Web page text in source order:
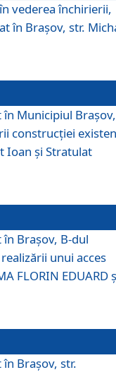
vederea închirierii,
în Braşov, str.
Municipiul
construcţiei
Ioan şi Stratulat
Braşov, B-dul
unui acces
FLORIN EDUARD
Braşov, str.